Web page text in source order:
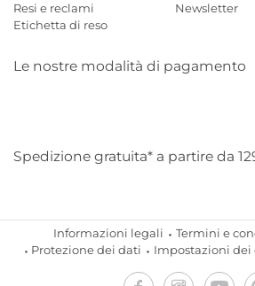
Resi e reclami
Etichetta di reso
Newsletter
Le nostre modalità di pagamento
Spedizione gratuita* a partire da
Informazioni legali
Termini e
Protezione dei dati
Impostazioni dei